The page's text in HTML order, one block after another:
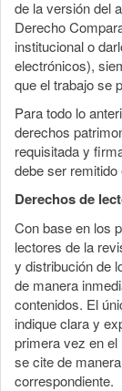
de la versión del
Derecho
institucional o
electrónicos),
que el trabajo se
Para todo lo
derechos
requisitada y
debe ser
Derechos de
Con base en los
lectores de la
y distribución de
de manera
contenidos. El
indique clara y
primera vez en
se cite de
correspondiente.